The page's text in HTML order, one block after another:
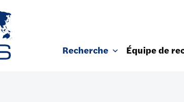
Recherche Équipe de